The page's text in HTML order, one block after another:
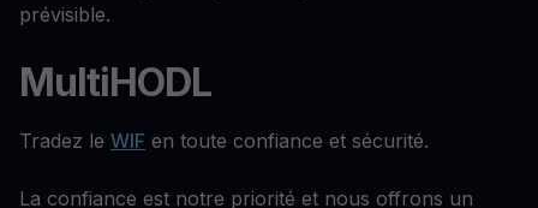
prévisible.
MultiHODL
Tradez le WIF en toute confiance et sécurité.
La confiance est notre priorité et nous offrons un